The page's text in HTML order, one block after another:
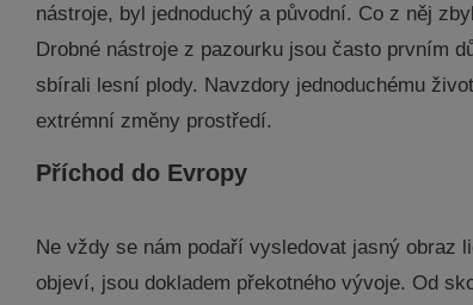
nástroje, byl jednoduchý a původní. Co z něj
Drobné nástroje z pazourku jsou často prvním
sbírali lesní plody. Navzdory jednoduchému
extrémní změny prostředí.
Příchod do Evropy
Ne vždy se nám podaří vysledovat jasný obraz
objeví, jsou dokladem překotného vývoje. Od